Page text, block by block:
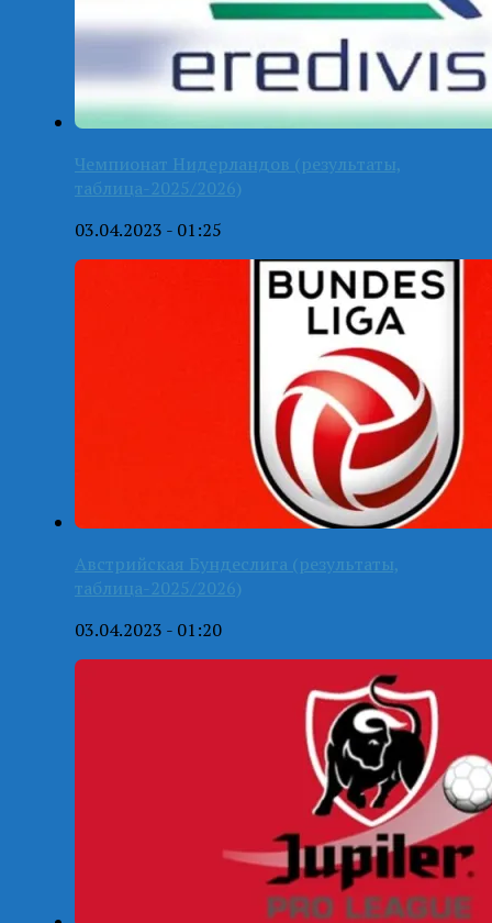
Чемпионат Нидерландов (результаты,
таблица-2025/2026)
03.04.2023 - 01:25
Австрийская Бундеслига (результаты,
таблица-2025/2026)
03.04.2023 - 01:20